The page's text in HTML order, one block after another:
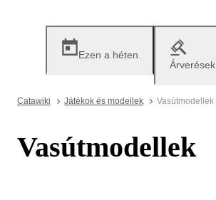
Ezen a héten
Árverések
Catawiki Játékok és modellek Vasútmodellek
Vasútmodellek